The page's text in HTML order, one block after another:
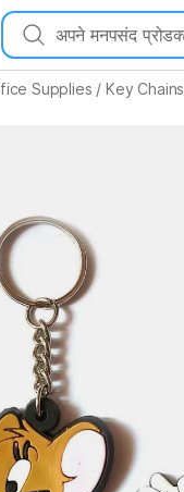
Supplies / Key Chains